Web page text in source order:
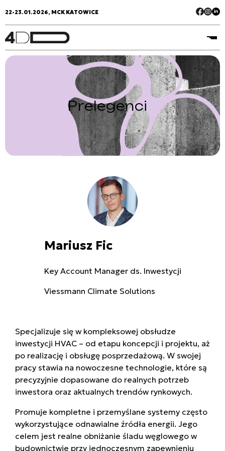
22-23.01.2026, MCK KATOWICE
Prelegenci
Mariusz Fic
Key Account Manager ds. Inwestycji
Viessmann Climate Solutions
Specjalizuje się w kompleksowej obsłudze
inwestycji HVAC – od etapu koncepcji i projektu, aż
po realizację i obsługę posprzedażową. W swojej
pracy stawia na nowoczesne technologie, które są
precyzyjnie dopasowane do realnych potrzeb
inwestora oraz aktualnych trendów rynkowych.
Promuje kompletne i przemyślane systemy często
wykorzystujące odnawialne źródła energii. Jego
celem jest realne obniżanie śladu węglowego w
budownictwie przy jednoczesnym zapewnieniu